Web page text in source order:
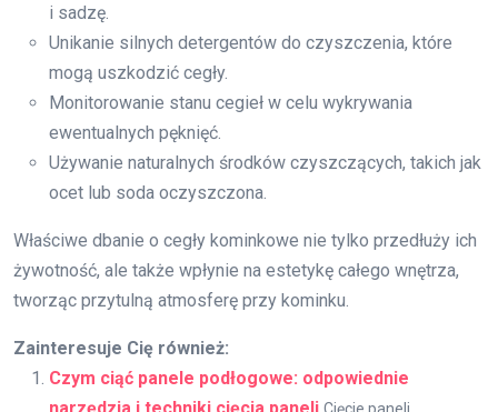
i sadzę.
Unikanie silnych detergentów do czyszczenia, które
mogą uszkodzić cegły.
Monitorowanie stanu cegieł w celu wykrywania
ewentualnych pęknięć.
Używanie naturalnych środków czyszczących, takich jak
ocet lub soda oczyszczona.
Właściwe dbanie o cegły kominkowe nie tylko przedłuży ich
żywotność, ale także wpłynie na estetykę całego wnętrza,
tworząc przytulną atmosferę przy kominku.
Zainteresuje Cię również:
Czym ciąć panele podłogowe: odpowiednie
narzędzia i techniki cięcia paneli Cięcie paneli